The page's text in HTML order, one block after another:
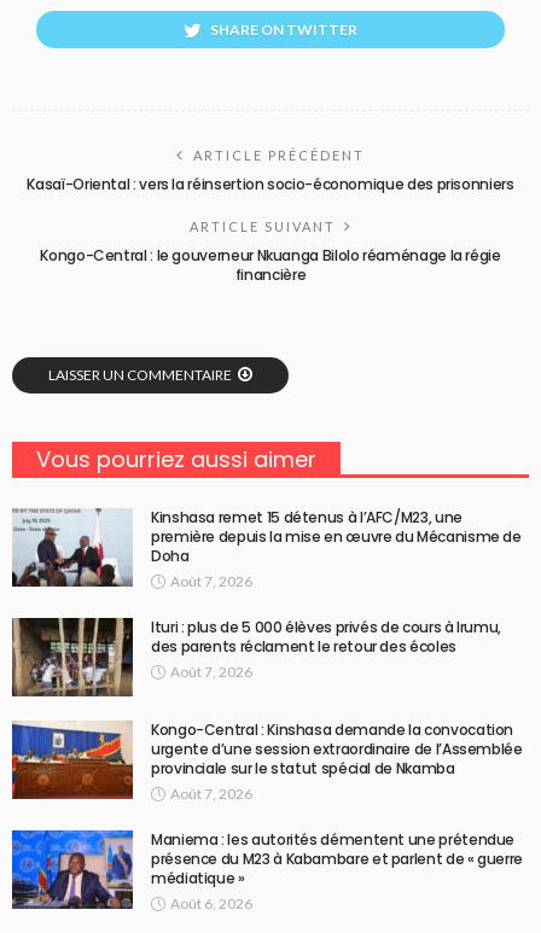
SHARE ON TWITTER
ARTICLE PRÉCÉDENT
Kasaï-Oriental : vers la réinsertion socio-économique des prisonniers
ARTICLE SUIVANT
Kongo-Central : le gouverneur Nkuanga Bilolo réaménage la régie
financière
LAISSER UN COMMENTAIRE
Vous pourriez aussi aimer
Kinshasa remet 15 détenus à l’AFC/M23, une
première depuis la mise en œuvre du Mécanisme de
Doha
Août 7, 2026
Ituri : plus de 5 000 élèves privés de cours à Irumu,
des parents réclament le retour des écoles
Août 7, 2026
Kongo-Central : Kinshasa demande la convocation
urgente d’une session extraordinaire de l’Assemblée
provinciale sur le statut spécial de Nkamba
Août 7, 2026
Maniema : les autorités démentent une prétendue
présence du M23 à Kabambare et parlent de « guerre
médiatique »
Août 6, 2026